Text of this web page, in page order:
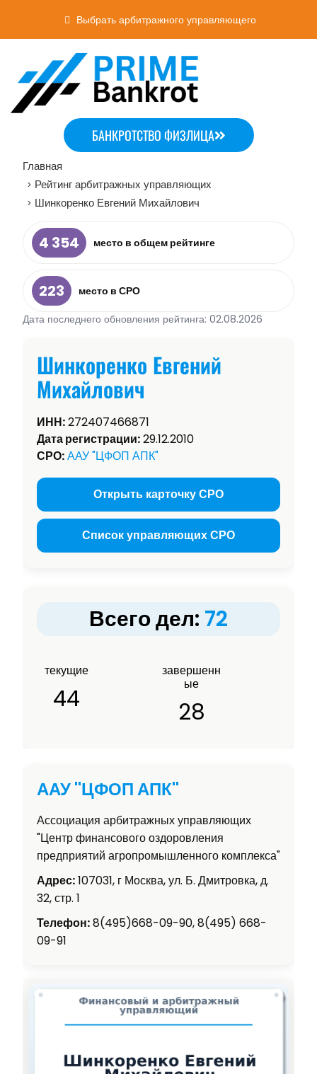
Выбрать арбитражного управляющего
БАНКРОТСТВО ФИЗЛИЦА
Главная
> Рейтинг арбитражных управляющих
> Шинкоренко Евгений Михайлович
4 354 место в общем рейтинге
223
место в СРО
Дата последнего обновления рейтинга: 02.08.2026
Шинкоренко Евгений
Михайлович
ИНН:272407466871
Дата регистрации:29.12.2010
СРО:ААУ "ЦФОП АПК"
Открыть карточку СРО
Список управляющих СРО
Всего дел: 72
текущие
44
завершенн
ые
28
ААУ "ЦФОП АПК"
Ассоциация арбитражных управляющих
"Центр финансового оздоровления
предприятий агропромышленного комплекса"
Адрес:107031, г Москва, ул. Б. Дмитровка, д.
32, стр. 1
Телефон:8(495)668-09-90, 8(495) 668-
09-91